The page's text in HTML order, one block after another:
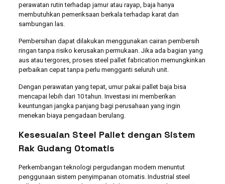
perawatan rutin terhadap jamur atau rayap, baja hanya
membutuhkan pemeriksaan berkala terhadap karat dan
sambungan las.
Pembersihan dapat dilakukan menggunakan cairan pembersih
ringan tanpa risiko kerusakan permukaan. Jika ada bagian yang
aus atau tergores, proses steel pallet fabrication memungkinkan
perbaikan cepat tanpa perlu mengganti seluruh unit.
Dengan perawatan yang tepat, umur pakai pallet baja bisa
mencapai lebih dari 10 tahun. Investasi ini memberikan
keuntungan jangka panjang bagi perusahaan yang ingin
menekan biaya pengadaan berulang.
Kesesuaian Steel Pallet dengan Sistem
Rak Gudang Otomatis
Perkembangan teknologi pergudangan modern menuntut
penggunaan sistem penyimpanan otomatis. Industrial steel